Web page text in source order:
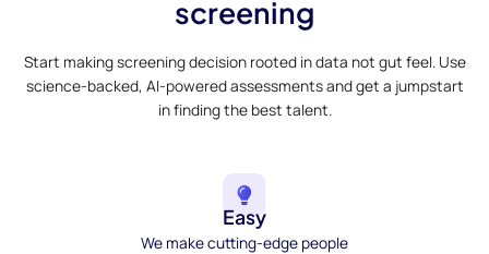
screening
Start making screening decision rooted in data not gut feel. Use
science-backed, AI-powered assessments and get a jumpstart
in finding the best talent.
Easy
We make cutting-edge people